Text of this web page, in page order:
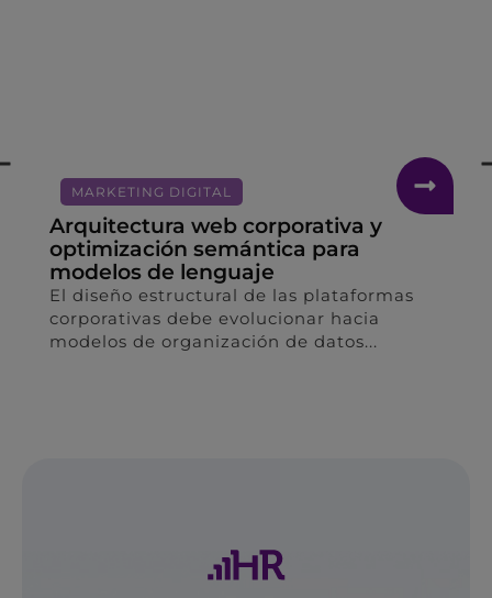
COMUNICACIÓN ESTRATÉGICA
El poder del storytelling para
humanizar las marcas y construir
relatos corporativos duraderos
La creación de narrativas corporativas
alineadas con la identidad real de las
empresas constituye el...